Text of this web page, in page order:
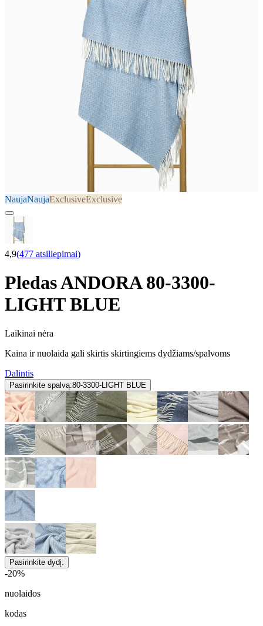
NaujaNaujaExclusiveExclusive
4,9(477 atsiliepimai)
Pledas ANDORA 80-3300-
LIGHT BLUE
Laikinai nėra
Kaina ir nuolaida gali skirtis skirtingiems dydžiams/spalvoms
Dalintis
Pasirinkite spalvą:80-3300-LIGHT BLUE
Pasirinkite dydį:
-20%
nuolaidos
kodas